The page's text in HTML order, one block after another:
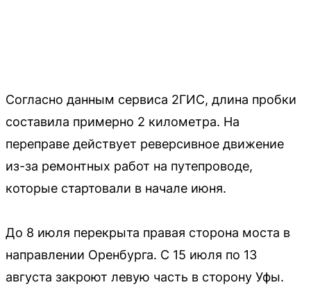
Согласно данным сервиса 2ГИС, длина пробки
составила примерно 2 километра. На
переправе действует реверсивное движение
из-за ремонтных работ на путепроводе,
которые стартовали в начале июня.
До 8 июля перекрыта правая сторона моста в
направлении Оренбурга. С 15 июля по 13
августа закроют левую часть в сторону Уфы.